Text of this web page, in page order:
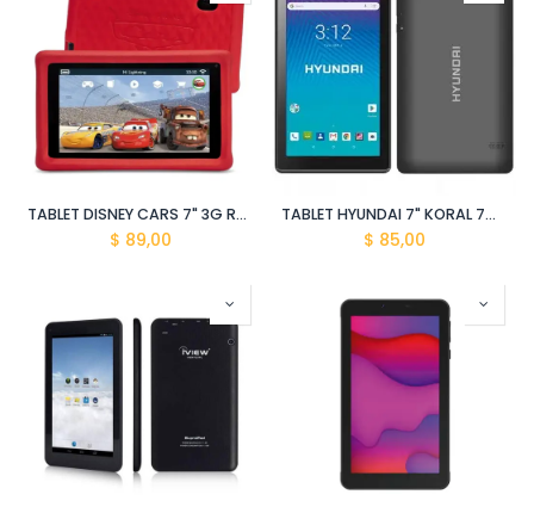
TABLET DISNEY CARS 7" 3G RK3126 QUADCORE 1GB+ 8GB
$ 89,00
TABLET HYUNDAI 7" KORAL 7M4 3G 1GB/8GB ANDROID 8.1 NEGRO
$ 85,00